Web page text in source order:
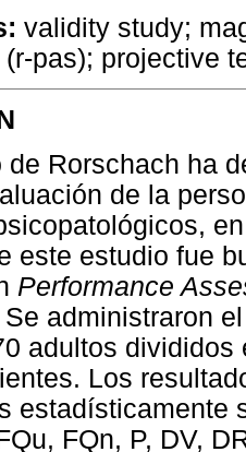
validity study;
pas); projective
de Rorschach ha
de la
este estudio fue
Performance
administraron
adultos
Los
estadísticamente
FQn, P, DV,